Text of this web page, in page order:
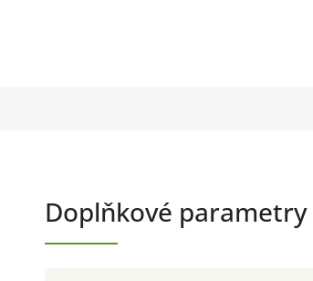
Doplňkové parametry